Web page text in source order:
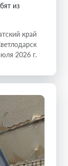
из
край
2026 г.